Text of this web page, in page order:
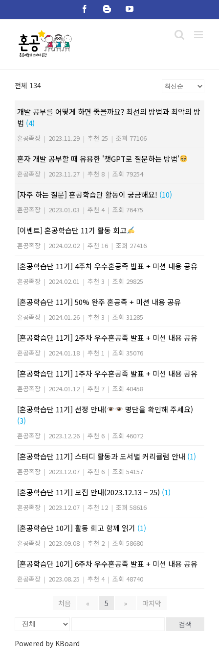
FacebookBloggerYouTube
전체 134
개발 공부를 어떻게 하면 좋을까요? 최선의 방법과 최악의 방
법 (4)
혼공족장 | 2023.11.29 | 추천 25 | 조회 77106
혼자 개발 공부할 때 유용한 '챗GPT로 질문하는 방법'
혼공족장 | 2023.11.27 | 추천 8 | 조회 79254
[자주 하는 질문] 혼공학습단 활동이 궁금해요! (10)
혼공족장 | 2023.01.03 | 추천 4 | 조회 76475
[이벤트] 혼공학습단 11기 활동 회고
혼공족장 | 2024.02.02 | 추천 16 | 조회 27416
[혼공학습단 11기] 4주차 우수혼공족 발표 + 미션 내용 공유
혼공족장 | 2024.02.01 | 추천 3 | 조회 29825
[혼공학습단 11기] 50% 완주 혼공족 + 미션 내용 공유
혼공족장 | 2024.01.26 | 추천 3 | 조회 31285
[혼공학습단 11기] 2주차 우수혼공족 발표 + 미션 내용 공유
혼공족장 | 2024.01.18 | 추천 1 | 조회 35076
[혼공학습단 11기] 1주차 우수혼공족 발표 + 미션 내용 공유
혼공족장 | 2024.01.12 | 추천 7 | 조회 40458
[혼공학습단 11기] 선정 안내(
명단을 확인해 주세요)
(3)
혼공족장 | 2023.12.26 | 추천 6 | 조회 46072
[혼공학습단 11기] 스터디 활동과 도서별 커리큘럼 안내 (1)
혼공족장 | 2023.12.07 | 추천 6 | 조회 54157
[혼공학습단 11기] 모집 안내(2023.12.13 ~ 25) (1)
혼공족장 | 2023.12.07 | 추천 12 | 조회 58616
[혼공학습단 10기] 활동 회고 함께 읽기 (1)
혼공족장 | 2023.09.08 | 추천 2 | 조회 58680
[혼공학습단 10기] 6주차 우수혼공족 발표 + 미션 내용 공유
혼공족장 | 2023.08.25 | 추천 4 | 조회 48740
처음 « 5 » 마지막
검색
Powered by KBoard